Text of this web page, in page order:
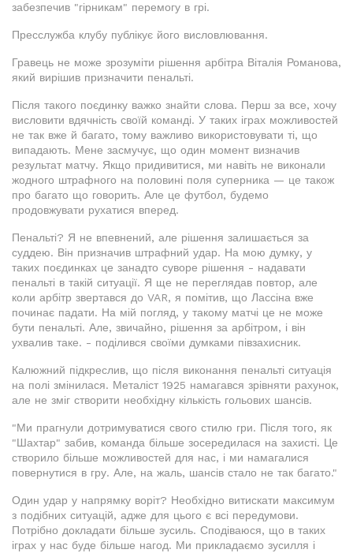
забезпечив "гірникам" перемогу в грі.
Пресслужба клубу публікує його висловлювання.
Гравець не може зрозуміти рішення арбітра Віталія Романова,
який вирішив призначити пенальті.
Після такого поєдинку важко знайти слова. Перш за все, хочу
висловити вдячність своїй команді. У таких іграх можливостей
не так вже й багато, тому важливо використовувати ті, що
випадають. Мене засмучує, що один момент визначив
результат матчу. Якщо придивитися, ми навіть не виконали
жодного штрафного на половині поля суперника — це також
про багато що говорить. Але це футбол, будемо
продовжувати рухатися вперед.
Пенальті? Я не впевнений, але рішення залишається за
суддею. Він призначив штрафний удар. На мою думку, у
таких поєдинках це занадто суворе рішення - надавати
пенальті в такій ситуації. Я ще не переглядав повтор, але
коли арбітр звертався до VAR, я помітив, що Лассіна вже
починає падати. На мій погляд, у такому матчі це не може
бути пенальті. Але, звичайно, рішення за арбітром, і він
ухвалив таке. - поділився своїми думками півзахисник.
Калюжний підкреслив, що після виконання пенальті ситуація
на полі змінилася. Металіст 1925 намагався зрівняти рахунок,
але не зміг створити необхідну кількість гольових шансів.
"Ми прагнули дотримуватися свого стилю гри. Після того, як
"Шахтар" забив, команда більше зосередилася на захисті. Це
створило більше можливостей для нас, і ми намагалися
повернутися в гру. Але, на жаль, шансів стало не так багато."
Один удар у напрямку воріт? Необхідно витискати максимум
з подібних ситуацій, адже для цього є всі передумови.
Потрібно докладати більше зусиль. Сподіваюся, що в таких
іграх у нас буде більше нагод. Ми прикладаємо зусилля і